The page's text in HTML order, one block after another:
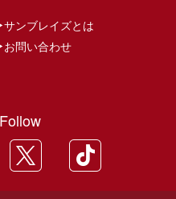
サンブレイズとは
お問い合わせ